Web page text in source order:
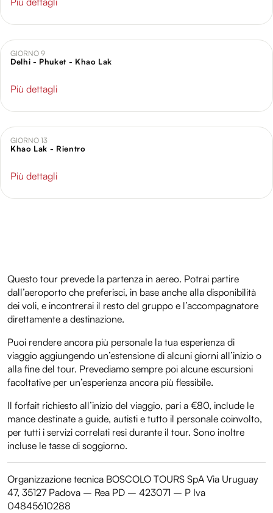
GIORNO 9
Delhi - Phuket - Khao Lak
Più dettagli
GIORNO 13
Khao Lak - Rientro
Più dettagli
Questo tour prevede la partenza in aereo. Potrai partire
dall’aeroporto che preferisci, in base anche alla disponibilità
dei voli, e incontrerai il resto del gruppo e l’accompagnatore
direttamente a destinazione.
Puoi rendere ancora più personale la tua esperienza di
viaggio aggiungendo un’estensione di alcuni giorni all’inizio o
alla fine del tour. Prevediamo sempre poi alcune escursioni
facoltative per un’esperienza ancora più flessibile.
Il forfait richiesto all’inizio del viaggio, pari a €80, include le
mance destinate a guide, autisti e tutto il personale coinvolto,
per tutti i servizi correlati resi durante il tour. Sono inoltre
incluse le tasse di soggiorno.
Organizzazione tecnica BOSCOLO TOURS SpA Via Uruguay
47, 35127 Padova – Rea PD – 423071 – P Iva
04845610288